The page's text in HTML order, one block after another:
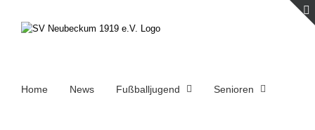
Inhalt
springen
Home News Fußballjugend Senioren